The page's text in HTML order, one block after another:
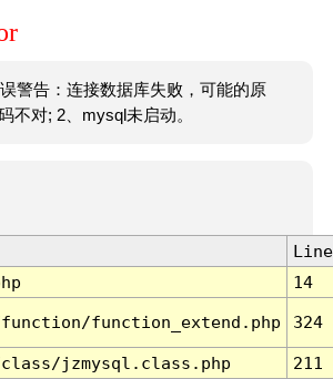
警告：连接数据库失败，可能的原
不对; 2、mysql未启动。
Line
14
function_extend.php 324
jzmysql.class.php
211